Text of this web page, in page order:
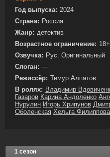
Год выпуска: 2024
Страна: Россия
Жанр: детектив
Возрастное ограничение: 18+
Озвучка: Рус. Оригинальный
Слоган: —
Режиссёр: Тимур Алпатов
В ролях: Владимир
Газаров Карина Андоленко
Нурулин Игорь Хрипунов
Оболенская Хельга Филиппова
1 сезон